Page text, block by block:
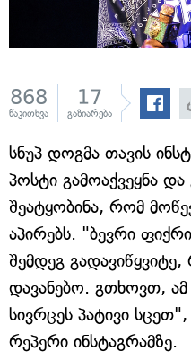
868
წაკითხვა
17
გაზიარება
სნუპ დოგმა თავის
პოსტი გამოაქვეყნა
შეატყობინა, რომ
აპირებს. "ბევრი
შემდეგ
დავანებო. გთხოვთ,
სივრცეს პატივი
რეპერი ინსტაგრამზე.